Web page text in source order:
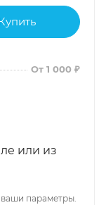
От 1 000 ₽
или из
параметры.